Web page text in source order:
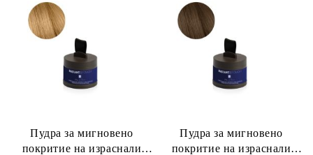
Пудра за мигновено
покритие на израснали
Пудра за мигновено
покритие на израснали